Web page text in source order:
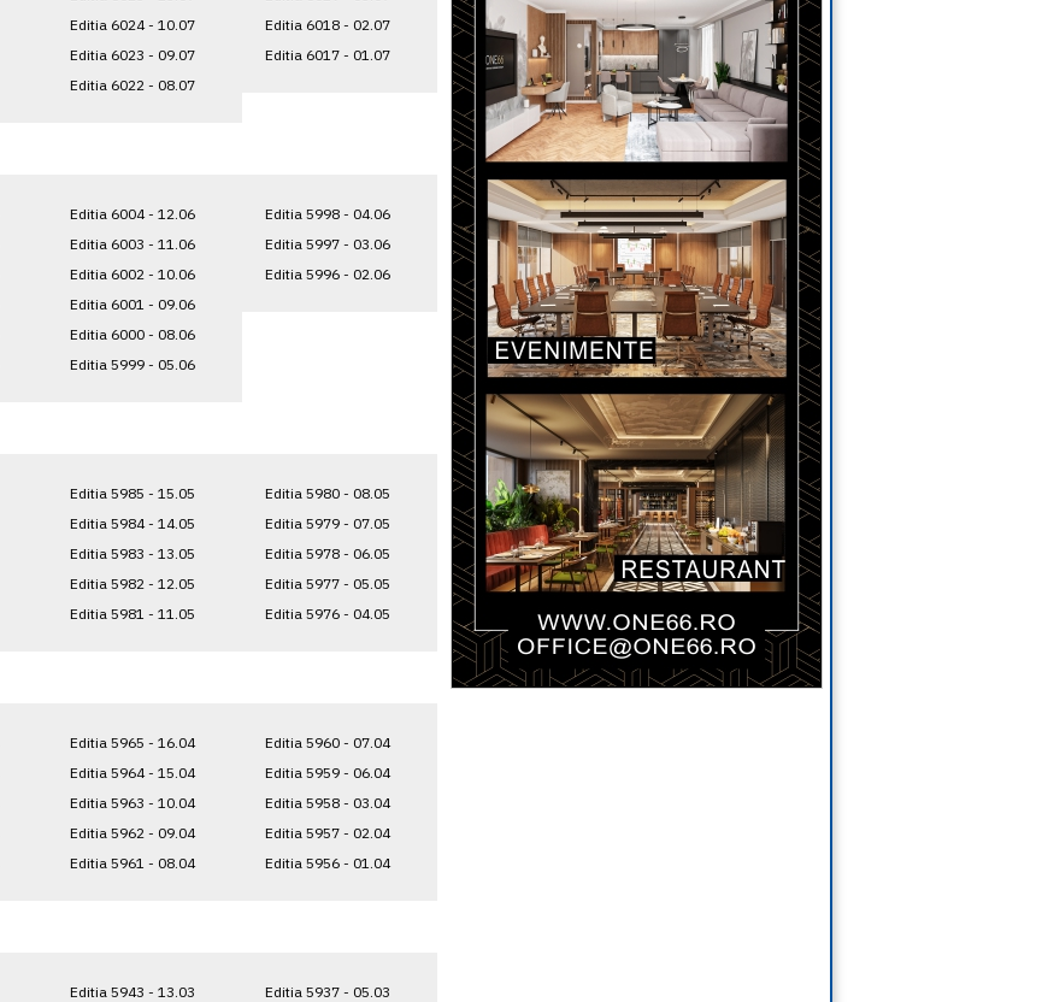
Editia 6024 - 10.07
Editia 6023 - 09.07
Editia 6022 - 08.07
Editia 6018 - 02.07
Editia 6017 - 01.07
Editia 6004 - 12.06
Editia 6003 - 11.06
Editia 6002 - 10.06
Editia 6001 - 09.06
Editia 6000 - 08.06
Editia 5999 - 05.06
Editia 5998 - 04.06
Editia 5997 - 03.06
Editia 5996 - 02.06
Editia 5985 - 15.05
Editia 5984 - 14.05
Editia 5983 - 13.05
Editia 5982 - 12.05
Editia 5981 - 11.05
Editia 5980 - 08.05
Editia 5979 - 07.05
Editia 5978 - 06.05
Editia 5977 - 05.05
Editia 5976 - 04.05
Editia 5965 - 16.04
Editia 5964 - 15.04
Editia 5963 - 10.04
Editia 5962 - 09.04
Editia 5961 - 08.04
Editia 5960 - 07.04
Editia 5959 - 06.04
Editia 5958 - 03.04
Editia 5957 - 02.04
Editia 5956 - 01.04
Editia 5943 - 13.03
Editia 5937 - 05.03